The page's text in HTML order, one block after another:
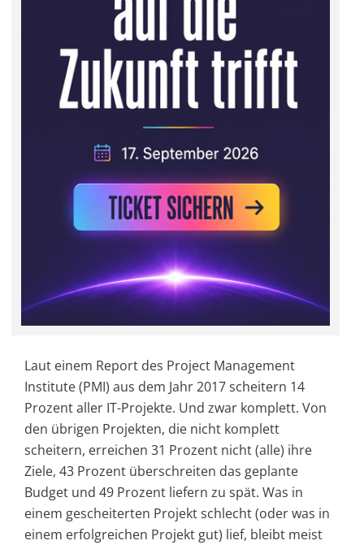
Laut einem Report des Project Management
Institute (PMI) aus dem Jahr 2017 scheitern 14
Prozent aller IT-Projekte. Und zwar komplett. Von
den übrigen Projekten, die nicht komplett
scheitern, erreichen 31 Prozent nicht (alle) ihre
Ziele, 43 Prozent überschreiten das geplante
Budget und 49 Prozent liefern zu spät. Was in
einem gescheiterten Projekt schlecht (oder was in
einem erfolgreichen Projekt gut) lief, bleibt meist